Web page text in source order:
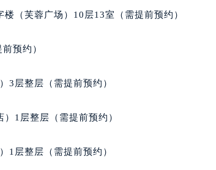
百货名表维修萧邦售后服务中心（需提前预约）
邦售后服务中心（需提前预约）
后服务中心（需提前预约）
售后服务中心（需提前预约）
邦售后服务中心（需提前预约）
（芙蓉广场）10层13室（需提前预约）
预约）
3层整层（需提前预约）
1层整层（需提前预约）
1层整层（需提前预约）